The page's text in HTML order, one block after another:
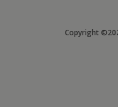
Copyright